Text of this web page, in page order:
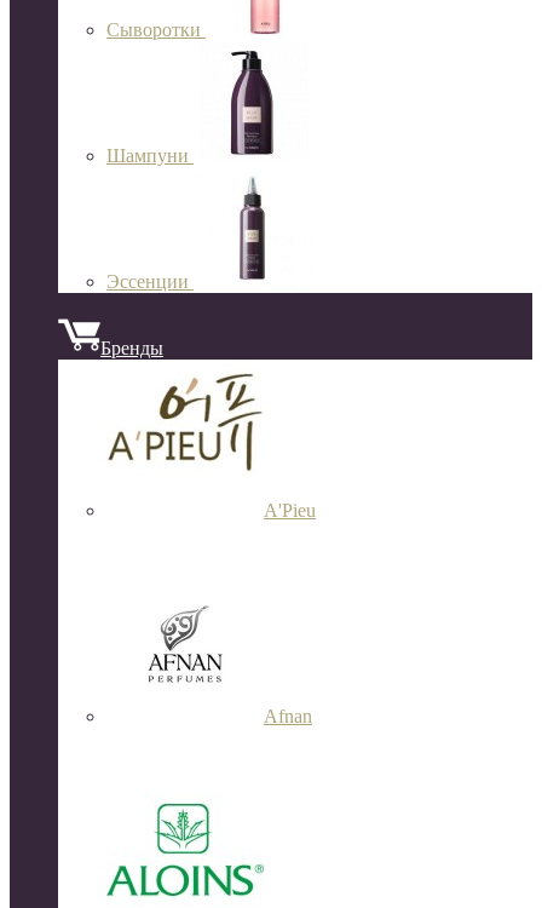
Сыворотки
Шампуни
Эссенции
Бренды
A'Pieu
Afnan